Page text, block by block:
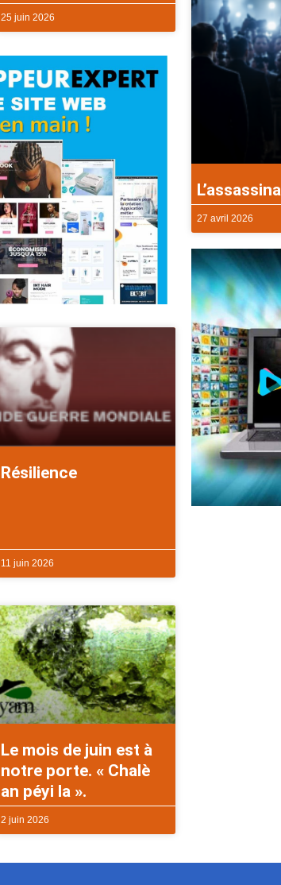
25 juin 2026
Résilience
11 juin 2026
Le mois de juin est à
notre porte. « Chalè
an péyi la ».
2 juin 2026
27 avril 2026